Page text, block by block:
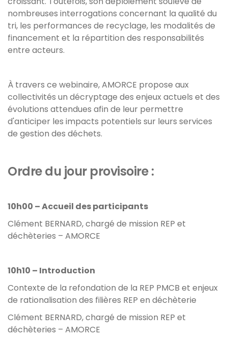
nombreuses interrogations concernant la qualité du
tri, les performances de recyclage, les modalités de
financement et la répartition des responsabilités
entre acteurs.
À travers ce webinaire, AMORCE propose aux
collectivités un décryptage des enjeux actuels et des
évolutions attendues afin de leur permettre
d'anticiper les impacts potentiels sur leurs services
de gestion des déchets.
Ordre du jour provisoire :
10h00 – Accueil des participants
Clément BERNARD, chargé de mission REP et
déchèteries – AMORCE
10h10 – Introduction
Contexte de la refondation de la REP PMCB et enjeux
de rationalisation des filières REP en déchèterie
Clément BERNARD, chargé de mission REP et
déchèteries – AMORCE